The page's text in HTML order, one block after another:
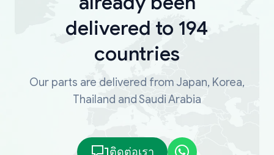
delivered to 194
countries
Our parts are delivered from Japan, Korea,
Thailand and Saudi Arabia
ติดต่อเรา